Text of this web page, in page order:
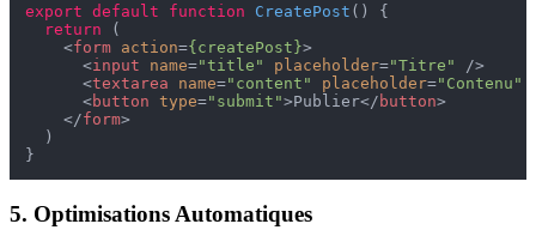
export default function CreatePost ( ) {
return (
<form action={createPost}>
<input name="title" placeholder="Titre"
/>
<textarea name="content" placeholder="Contenu"
<button type="submit">Publier</ button>
</form>
  )
5. Optimisations Automatiques